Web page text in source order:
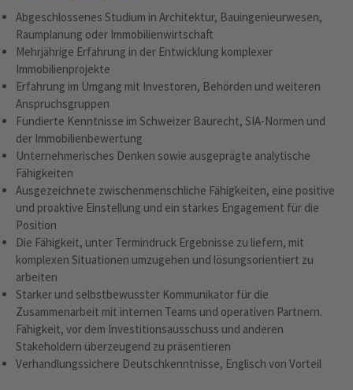
Abgeschlossenes Studium in Architektur, Bauingenieurwesen,
Raumplanung oder Immobilienwirtschaft
Mehrjährige Erfahrung in der Entwicklung komplexer
Immobilienprojekte
Erfahrung im Umgang mit Investoren, Behörden und weiteren
Anspruchsgruppen
Fundierte Kenntnisse im Schweizer Baurecht, SIA-Normen und
der Immobilienbewertung
Unternehmerisches Denken sowie ausgeprägte analytische
Fähigkeiten
Ausgezeichnete zwischenmenschliche Fähigkeiten, eine positive
und proaktive Einstellung und ein starkes Engagement für die
Position
Die Fähigkeit, unter Termindruck Ergebnisse zu liefern, mit
komplexen Situationen umzugehen und lösungsorientiert zu
arbeiten
Starker und selbstbewusster Kommunikator für die
Zusammenarbeit mit internen Teams und operativen Partnern.
Fähigkeit, vor dem Investitionsausschuss und anderen
Stakeholdern überzeugend zu präsentieren
Verhandlungssichere Deutschkenntnisse, Englisch von Vorteil